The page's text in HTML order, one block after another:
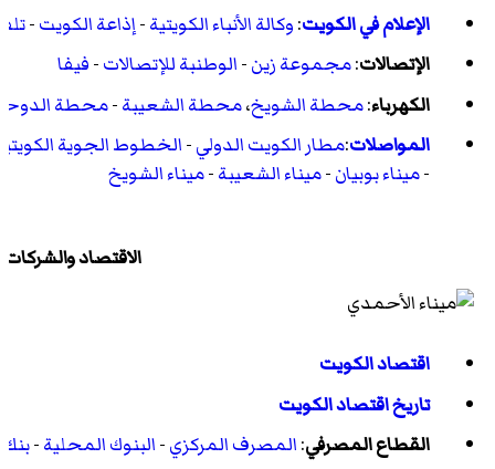
الإعلام في الكويت:وكالة الأنباء الكويتية-إذاعة الكويت-
الإتصالات:مجموعة زين-الوطنبة للإتصالات-فيفا
الكهرباء:محطة الشويخ،محطة الشعيبة-محطة
المواصلات:مطار الكويت الدولي-الخطوط الجوية
-ميناء بوبيان-ميناء الشعيبة-ميناء الشويخ
الاقتصاد والشركات
اقتصاد الكويت
تاريخ اقتصاد الكويت
القطاع المصرفي:المصرف المركزي-البنوك المحلية-